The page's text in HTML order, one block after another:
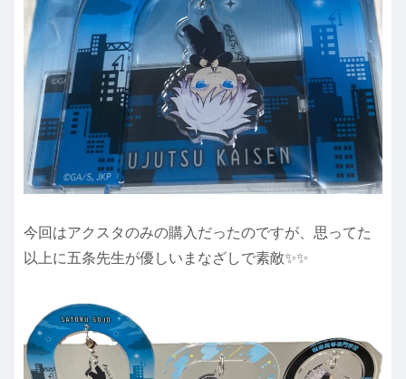
今回はアクスタのみの購入だったのですが、思ってた
以上に五条先生が優しいまなざしで素敵✨✨